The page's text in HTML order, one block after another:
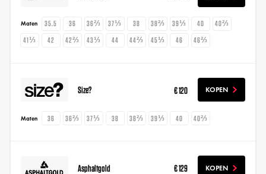
Maten 35.5 36 36⅔ 37⅓ 38 38⅔ 39⅓ 40
40⅔
41⅓
42 42⅔ 43⅓ 44 44⅔ 45⅓ 46 46⅔
Size? € 120 KOPEN
Maten 36 36⅔ 37⅓ 38 38⅔ 39⅓ 40 40⅔
Asphaltgold € 129 KOPEN